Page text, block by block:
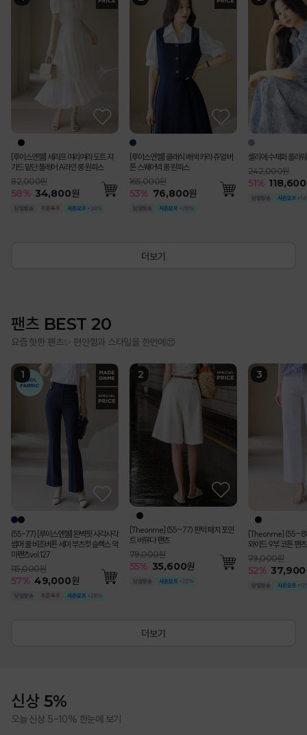
[루이스엔젤] 블러스 사각사각 쟈가드
꽃잎 소매 페플럼 자켓 블라우스
99,000원
48,800원
[루이스엔젤] 헤라드 사각사각 썸머 쿨
벨트SET 스탠다드 테일러드 더블 자켓
198,000원
% 89,200
(기획특가) 리젠느
미 크롭 자켓
219,000원
[루이스엔젤] 세라프 여리여리 도트 쟈
가드 밑단 플레어 A라인 롱 원피스
82,000원
34,800원
[루이스엔젤] 클래식 배색 카라 쥬얼 버
튼 스퀘어넥 롱 원피스
165,000원
% 76,800
셀리에 수채화 플라
242,000원
51 % 118,600
[루이스엔젤] 블러스 사각사각 쟈가드
꽃잎 소매 페플럼 자켓 블라우스
99,000원
48,800원
[Theonme] 요루 시스루 리본 뒷트임
39,000원
% 17,400
[Theonme] 투웨이
트링 셔츠
110,000원
56
(55-77) [루이스엔젤] 완벽핏 사각사각
썸머 쿨 비조버튼 세미 부츠컷 슬랙스 악
마팬츠vol.127
49,000
[Theonme] (55~77) 핀턱 패치 포인
트 버뮤다 팬츠
79,000원
35,600
[Theonme]
와이드 9부 코튼 팬츠
79,000원
52 37,900
[Theonme] 하트 자수 스트라이프 프
릴 캡소매 니트
65,000원
30,300원
에스닉 시스루 레이스 브이라인 배색 캡
소매 니트 나시
36,000원
% 18,100
[Theonme] 린넨 시
건
47,400원
35 30,800
펀칭 스트라이프 백밴딩 쿨 썸머 면 맞주
름 플리츠 A라인 롱 스커트
119,000원
58,400원
[코디set특가]수플레 로즈 리본 쉬폰 나
시 블라우스 A라인 플레어 스커트 세트
200,000원
%
루메나 쉬폰 이중 레
트
99,000원
54 45,200
[루이스엔젤] 세라프 여리여리 도트 쟈
가드 밑단 플레어 A라인 롱 원피스
82,000원
58% 34,800원
[루이스엔젤] 클래식 배색 카라 쥬얼 버
튼 스퀘어넥 롱 원피스
165,000원
53% 76,800원
셀리에 수채화 플라
242,000원
51% 118,600
더보기
팬츠 BEST 20
요즘 핫한 팬츠✨ 편안함과 스타일을 한번에😍
(55-77) [루이스엔젤] 완벽핏 사각사각
썸머 쿨 비조버튼 세미 부츠컷 슬랙스 악
마팬츠vol.127
115,000원
57% 49,000원
[Theonme] (55~77) 핀턱 패치 포인
트 버뮤다 팬츠
79,000원
55% 35,600원
[Theonme]
와이드 9부 코튼 팬츠
79,000원
52% 37,900
더보기
신상 5%
오늘 신상 5-10% 한눈에 보기